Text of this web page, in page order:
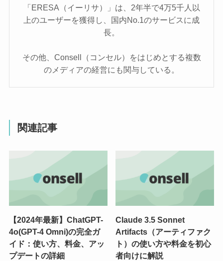
「ERESA（イーリサ）」は、2年半で4万5千人以
上のユーザーを獲得し、国内No.1のサービスに成
長。
その他、Consell（コンセル）をはじめとする複数
のメディアの経営にも関与している。
関連記事
【2024年最新】ChatGPT-
4o(GPT-4 Omni)の完全ガ
イド：使い方、料金、アッ
プデートの詳細
Claude 3.5 Sonnet
Artifacts（アーティファク
ト）の使い方や料金を初心
者向けに解説